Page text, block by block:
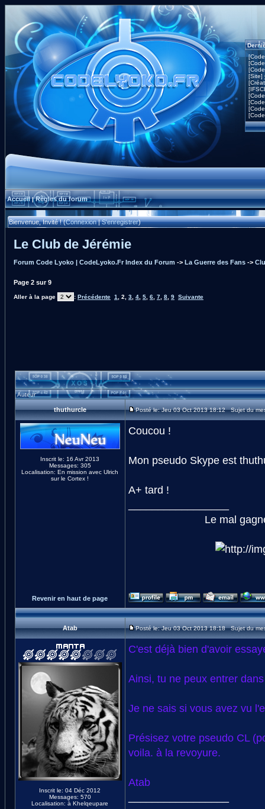
[Site]
Accueil|Règles du forum
Bienvenue, Invité ! (Connexion|S'enregistrer)
Le Club de Jérémie
Forum Code Lyoko | CodeLyoko.Fr Index du Forum -> La Guerre des Fans ->
Page 2 sur9
Aller à la page : Précédente 1 2 3 4 5 6 7 8 9 Suivante
Auteur
thuthurcle Posté le: Jeu 03 Oct 2013 18:12 Sujet du
Inscrit le: 16 Avr 2013
Messages: 305
Localisation: En mission avec Ulrich
sur le Cortex !
Coucou !
Mon pseudo Skype est
A+ tard !
Le mal
Revenir en haut de page
Atab Posté le: Jeu 03 Oct 2013 18:18 Sujet du
Inscrit le: 04 Déc 2012
Messages: 570
Localisation: à Khelqeupare
C'est déjà bien d'avoir
Ainsi, tu ne peux entrer
Je ne sais si vous avez vu
Présisez votre pseudo CL
voila. à la revoyure.
Atab